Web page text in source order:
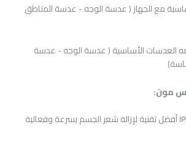
مع الجهاز ( عدسة الوجه - عدسة المناطق
العدسات الأساسية ( عدسة الوجه - عدسة
مون:
يعمل بتقنية IPL أفضل تقنية لإزالة شعر الجسم بسرعة وفعالية